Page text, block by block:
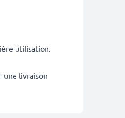
utilisation.
une livraison